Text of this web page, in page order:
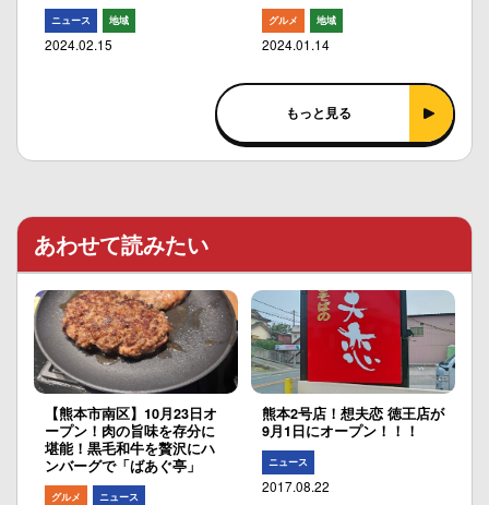
ニュース 地域
2024.02.15
グルメ 地域
2024.01.14
もっと見る
あわせて読みたい
【熊本市南区】10月23日オ
ープン！肉の旨味を存分に
堪能！黒毛和牛を贅沢にハ
ンバーグで「ばあぐ亭」
グルメ ニュース
熊本2号店！想夫恋 徳王店が
9月1日にオープン！！！
ニュース
2017.08.22